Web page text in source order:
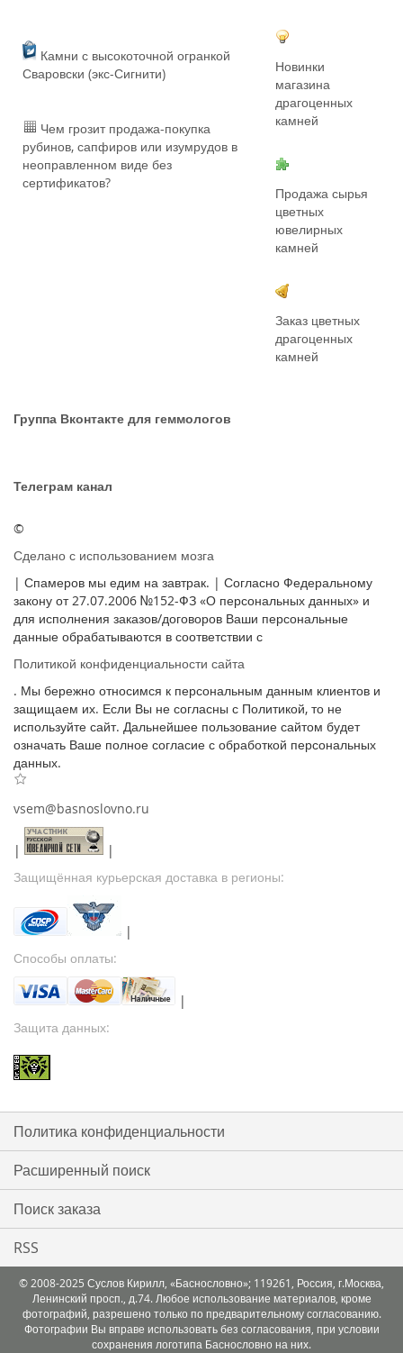
Камни с высокоточной огранкой
Сваровски (экс-Сигнити)
Чем грозит продажа-покупка
рубинов, сапфиров или изумрудов в
неоправленном виде без
сертификатов?
Новинки
магазина
драгоценных
камней
Продажа сырья
цветных
ювелирных
камней
Заказ цветных
драгоценных
камней
Группа Вконтакте для геммологов
Телеграм канал
©
Сделано с использованием мозга
| Спамеров мы едим на завтрак. | Согласно Федеральному
закону от 27.07.2006 №152-ФЗ «О персональных данных» и
для исполнения заказов/договоров Ваши персональные
данные обрабатываются в соответствии с
Политикой конфиденциальности сайта
. Мы бережно относимся к персональным данным клиентов и
защищаем их. Если Вы не согласны с Политикой, то не
используйте сайт. Дальнейшее пользование сайтом будет
означать Ваше полное согласие с обработкой персональных
данных.
vsem@basnoslovno.ru
|
|
Защищённая курьерская доставка в регионы:
|
Способы оплаты:
|
Защита данных:
Политика конфиденциальности
Расширенный поиск
Поиск заказа
RSS
© 2008-2025 Суслов Кирилл, «Баснословно»; 119261, Россия, г.Москва,
Ленинский просп., д.74. Любое использование материалов, кроме
фотографий, разрешено только по предварительному согласованию.
Фотографии Вы вправе использовать без согласования, при условии
сохранения логотипа Баснословно на них.